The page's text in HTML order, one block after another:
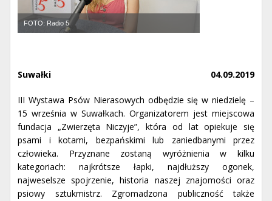
FOTO: Radio 5
04.09.2019
Suwałki
III Wystawa Psów Nierasowych odbędzie się w niedzielę –
15 września w Suwałkach. Organizatorem jest miejscowa
fundacja „Zwierzęta Niczyje”, która od lat opiekuje się
psami i kotami, bezpańskimi lub zaniedbanymi przez
człowieka. Przyznane zostaną wyróżnienia w kilku
kategoriach: najkrótsze łapki, najdłuższy ogonek,
najweselsze spojrzenie, historia naszej znajomości oraz
psiowy sztukmistrz. Zgromadzona publiczność także